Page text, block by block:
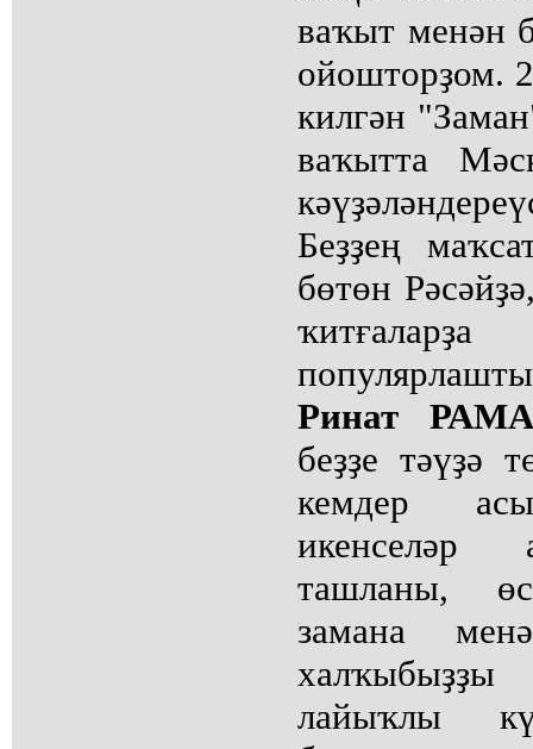
ваҡыт менән
ойошторҙом.
килгән
ваҡытта
Беҙҙең
бөтөн
Ринат
беҙҙе тәүҙә
кемдер
икенселәр
ташланы,
замана
халҡыбыҙҙы
лайыҡлы